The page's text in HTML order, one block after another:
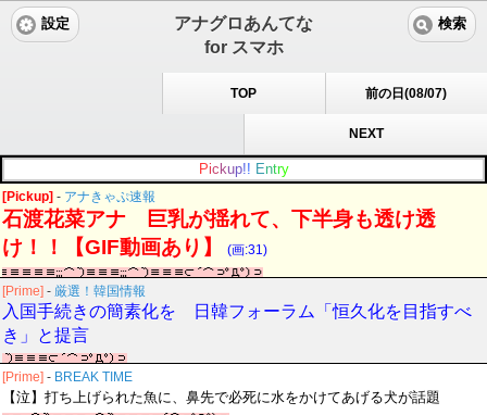
アナグロあんてな
for スマホ
設定 検索
TOP 前の日(08/07)
NEXT
Pic kup!! Entry
[Pickup] - アナきゃぷ速報
石渡花菜アナ 巨乳が揺れて、下半身も透け透
け！！【GIF動画あり】
(画:31)
[Prime] - 厳選！韓国情報
入国手続きの簡素化を 日韓フォーラム「恒久化を目指すべ
き」と提言
[Prime] - BREAK TIME
【泣】打ち上げられた魚に、鼻先で必死に水をかけてあげる犬が話題